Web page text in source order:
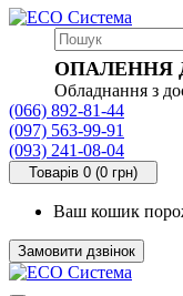
ОПАЛЕННЯ
Обладнання з
(066) 892-81-44
(097) 563-99-91
(093) 241-08-04
Товарів 0 (0 грн)
Ваш кошик
Замовити дзвінок